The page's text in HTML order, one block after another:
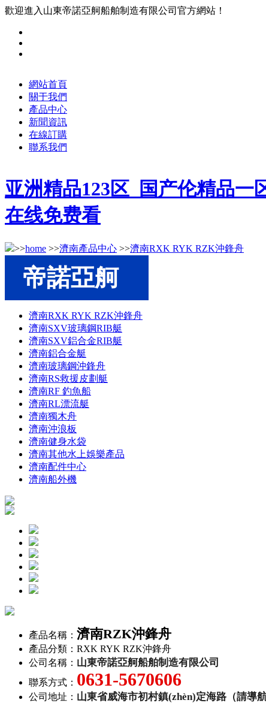
歡迎進入山東帝諾亞舸船舶制造有限公司官方網站！
網站首頁
關于我們
產品中心
新聞資訊
在線訂購
聯系我們
亚洲精品123区_国产伦精品一
在线免费看
>>home >>濟南產品中心 >>濟南RXK RYK RZK沖鋒舟
帝諾亞舸
濟南RXK RYK RZK沖鋒舟
濟南SXV玻璃鋼RIB艇
濟南SXV鋁合金RIB艇
濟南鋁合金艇
濟南玻璃鋼沖鋒舟
濟南RS救援皮劃艇
濟南RF 釣魚船
濟南RL漂流艇
濟南獨木舟
濟南沖浪板
濟南健身水袋
濟南其他水上娛樂產品
濟南配件中心
濟南船外機
產品名稱： 濟南RZK沖鋒舟
產品分類： RXK RYK RZK沖鋒舟
公司名稱： 山東帝諾亞舸船舶制造有限公司
聯系方式： 0631-5670606
公司地址： 山東省威海市初村鎮(zhèn)定海路（請導